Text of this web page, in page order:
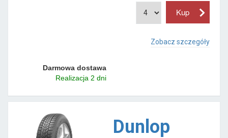
Zobacz szczegóły
Darmowa dostawa
Realizacja 2 dni
Dunlop